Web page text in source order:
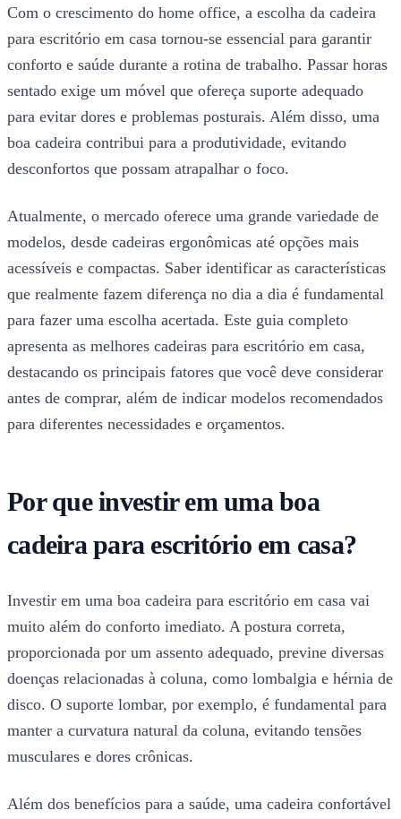
Com o crescimento do home office, a escolha da cadeira
para escritório em casa tornou-se essencial para garantir
conforto e saúde durante a rotina de trabalho. Passar horas
sentado exige um móvel que ofereça suporte adequado
para evitar dores e problemas posturais. Além disso, uma
boa cadeira contribui para a produtividade, evitando
desconfortos que possam atrapalhar o foco.
Atualmente, o mercado oferece uma grande variedade de
modelos, desde cadeiras ergonômicas até opções mais
acessíveis e compactas. Saber identificar as características
que realmente fazem diferença no dia a dia é fundamental
para fazer uma escolha acertada. Este guia completo
apresenta as melhores cadeiras para escritório em casa,
destacando os principais fatores que você deve considerar
antes de comprar, além de indicar modelos recomendados
para diferentes necessidades e orçamentos.
Por que investir em uma boa
cadeira para escritório em casa?
Investir em uma boa cadeira para escritório em casa vai
muito além do conforto imediato. A postura correta,
proporcionada por um assento adequado, previne diversas
doenças relacionadas à coluna, como lombalgia e hérnia de
disco. O suporte lombar, por exemplo, é fundamental para
manter a curvatura natural da coluna, evitando tensões
musculares e dores crônicas.
Além dos benefícios para a saúde, uma cadeira confortável